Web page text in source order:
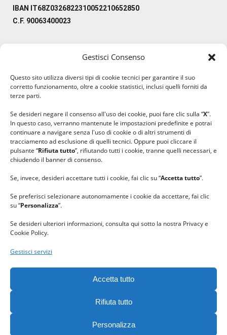
Gestisci Consenso
Questo sito utilizza diversi tipi di cookie tecnici per garantire il suo
corretto funzionamento, oltre a cookie statistici, inclusi quelli forniti da
terze parti.
Se desideri negare il consenso all'uso dei cookie, puoi fare clic sulla “X”.
In questo caso, verranno mantenute le impostazioni predefinite e potrai
continuare a navigare senza l'uso di cookie o di altri strumenti di
tracciamento ad esclusione di quelli tecnici. Oppure puoi cliccare il
pulsante “Rifiuta tutto”, rifiutando tutti i cookie, tranne quelli necessari, e
chiudendo il banner di consenso.
Se, invece, desideri accettare tutti i cookie, fai clic su “Accetta tutto”.
Se preferisci selezionare autonomamente i cookie da accettare, fai clic
su “Personalizza”.
Se desideri ulteriori informazioni, consulta qui sotto la nostra Privacy e
Cookie Policy.
Gestisci servizi
Accetta tutto
Rifiuta tutto
Personalizza
IBAN IT68Z0326822310052210652850
C.F. 90063400023
#lanaterapia
#ilcaloredellempatia